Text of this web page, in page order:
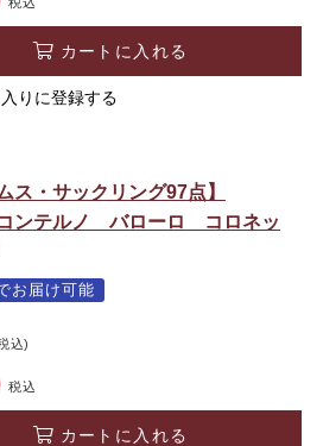
カートに入れる
りに登録する
ス・サックリング97点】
ンテルノ バローロ コロネッ
お届け可能
込)
税込
カートに入れる